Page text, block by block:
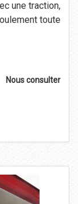
une traction,
toute
Nous consulter